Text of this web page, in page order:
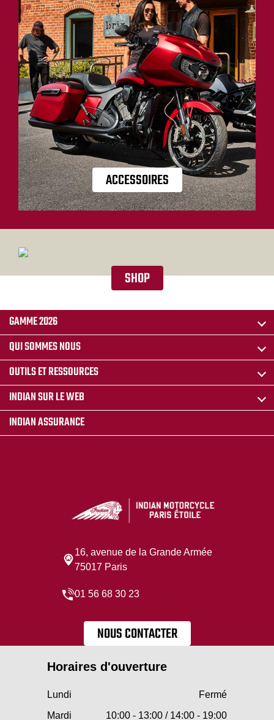
ACCESSOIRES
SHOP
GAMME 2026
QUI SOMMES NOUS
OUTILS ET RESSOURCES
INDIAN SUR LE WEB
INDIAN ASSURANCE
16, avenue de la Grande Armée
75017 Paris
01 56 68 30 23
NOUS CONTACTER
Horaires d'ouverture
Lundi
Fermé
Mardi
10:00 - 13:00 / 14:00 - 19:00